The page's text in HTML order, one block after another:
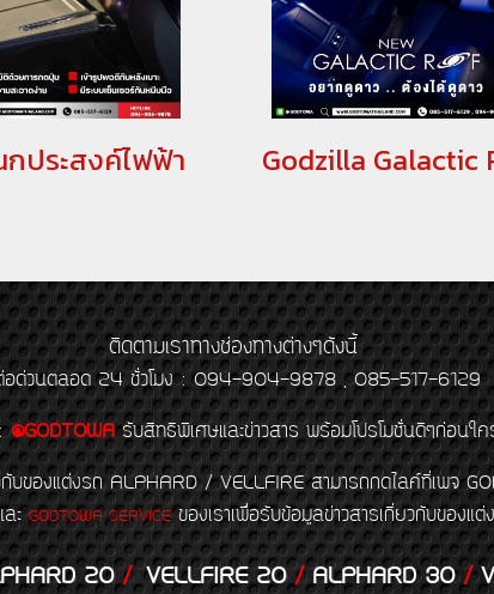
กประสงค์ไฟฟ้า
ติดตามเราทางช่องทางต่างๆดังนี้
อด่วนตลอด 24 ชั่วโมง : 094-904-9878 , 085-517-6129
: @GODTOWA รับสิทธิพิเศษและข่าวสาร พร้อมโปรโมชั่นดีๆก่อนใค
บของแต่งรถ ALPHARD / VELLFIRE สามารถกดไลค์ที่เพจ
ะGODTOWA SERVICEของเราเพื่อรับข้อมูลข่าวสารเกี่ยวกับของ
20/VELLFIRE 20/ ALPHARD 30/